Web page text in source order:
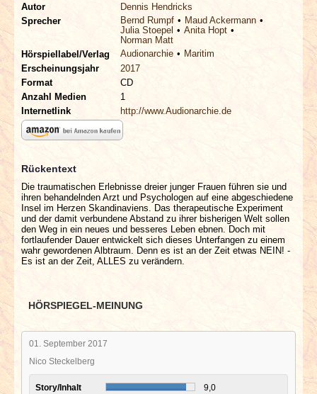
LINKS
Autor
Dennis Hendricks
Sprecher
Bernd Rumpf
Maud Ackermann
Julia Stoepel
Anita Hopt
Norman Matt
Hörspiellabel/Verlag
Audionarchie
Maritim
Erscheinungsjahr
2017
Format
CD
Anzahl Medien
1
Internetlink
http://www.Audionarchie.de
Rückentext
Die traumatischen Erlebnisse dreier junger Frauen führen sie und
ihren behandelnden Arzt und Psychologen auf eine abgeschiedene
Insel im Herzen Skandinaviens. Das therapeutische Experiment
und der damit verbundene Abstand zu ihrer bisherigen Welt sollen
den Weg in ein neues und besseres Leben ebnen. Doch mit
fortlaufender Dauer entwickelt sich dieses Unterfangen zu einem
wahr gewordenen Albtraum. Denn es ist an der Zeit etwas NEIN! -
Es ist an der Zeit, ALLES zu verändern.
HÖRSPIEGEL-MEINUNG
01. September 2017
Nico Steckelberg
Story/Inhalt
9,0